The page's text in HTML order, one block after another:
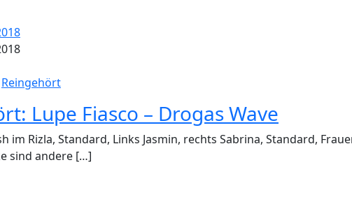
Reingehört
Lupe Fiasco – Drogas Wave
im Rizla, Standard, Links Jasmin, rechts Sabrina, Standard,
sind andere […]